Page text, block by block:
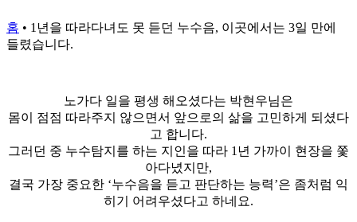
홈 • 1년을 따라다녀도 못 듣던 누수음, 이곳에서는 3일 만에
들렸습니다.
노가다 일을 평생 해오셨다는 박현우님은
몸이 점점 따라주지 않으면서 앞으로의 삶을 고민하게 되셨다
고 합니다.
그러던 중 누수탐지를 하는 지인을 따라 1년 가까이 현장을 쫓
아다녔지만,
결국 가장 중요한 ‘누수음을 듣고 판단하는 능력’은 좀처럼 익
히기 어려우셨다고 하네요.